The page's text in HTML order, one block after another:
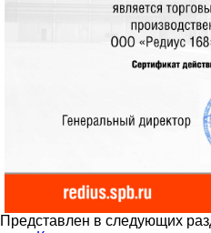
Представлен в следующих